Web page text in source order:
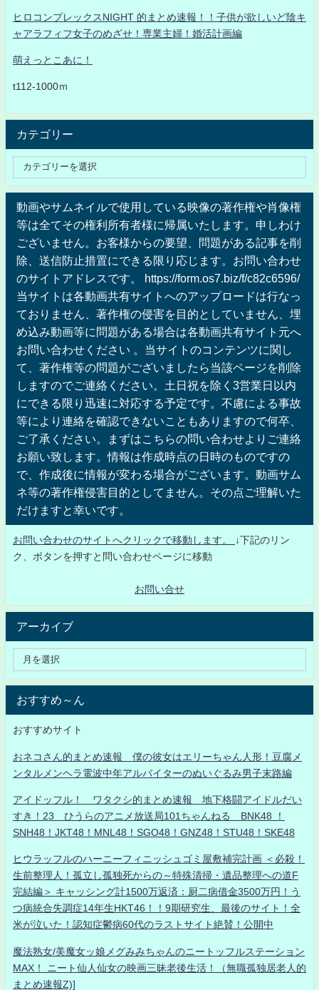
ヒロコンプレックスNIGHT 的まとめ速報！！子供が欲しいど陰キ
ャアラフィフ女子のめざせ！専業主婦！婚活計画編
萌えっとこあに！
t112-1000ｍ
カテゴリー
動画やサムネイルで使用している映像の著作権や肖像権
等は全てその権利所有者様に帰属いたします。申しわけ
ございません。お客様からの要望、問題がある記事を削
除、送信防止措置にできる限り応じます。お問い合わせ
のサイトアドレスです。 https://form.os7.biz/f/c82c6596/
当サイトは各動画共有サイトへのアップロードは行なっ
ておりません、著作権の侵害を目的としていません、埋
め込み動画等に問題がある場合は各動画共有サイト元へ
お問い合わせください 。当サイトのコンテンツに関し
て、著作権等の問題がございましたら当該ページを削除
しますのでご連絡ください。土日祝を除く3営業日以内
にできる限り迅速に対応する予定です。不慮による事故
等により連絡を確認できないこともありますので何卒、
ご了承ください。まずはこちらの問い合わせよりご連絡
お願い致します。情報は作成時点の日時のものですの
で、作成後に情報が変わる場合がございます。動画サム
ネ等の著作権侵害目的としてません。その点ご理解いた
だけますと幸いです。
お問い合わせのサイトへクリックで移動します。
↓下記のリン
ク、ボタンを押すと問い合わせページに移動
お問い合せ
アーカイブ
おすすめ～ん
おすすめサイト
おネコさん的まとめ速報 僕の彼女はエリーちゃん人形！豆腐メ
ンタルメンヘラ電波中年アルバイターのぬいぐるみ男子末路編
アイドッフル！ ワタクシ的まとめ速報 地下格闘アイドルだい
すき！23 ひうらのアニメ放送局101ちゃんねる BNK48 ！
SNH48！JKT48！MNL48！SGO48！GNZ48！STU48！SKE48
ヒウラッフルのハーニーフィニッシュゴミ屋敷補完計画 ＜必殺！
生前整理人！孤立し孤独死からの～特殊清掃・遺品整理への道F
完結編＞ キャッシング計1500万返済：厨二病借金3500万円！う
つ病統合失調症14年生HKT46！！9期研究生、最後のサイト！全
米が泣いた！認知症鬱病60代のラストサイト絶賛！公開中
魔法熟女/美魔女ッ娘メグみみちゃんのニートッフルステーション
MAX！ ニート仙人仙女の映画三昧老後生活！（無職孤独居老人的
まとめ速報Z)]